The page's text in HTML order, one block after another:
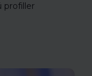
profiller